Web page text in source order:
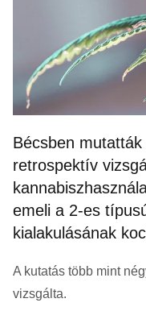
Bécsben
retrospektív
emeli a 2-es
kialakulásának
A kutatás több mint
vizsgálta.